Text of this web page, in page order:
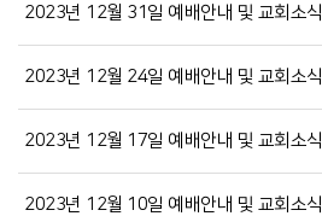
2023년 12월 31일 예배안내 및 교회소식
2023년 12월 24일 예배안내 및 교회소식
2023년 12월 17일 예배안내 및 교회소식
2023년 12월 10일 예배안내 및 교회소식